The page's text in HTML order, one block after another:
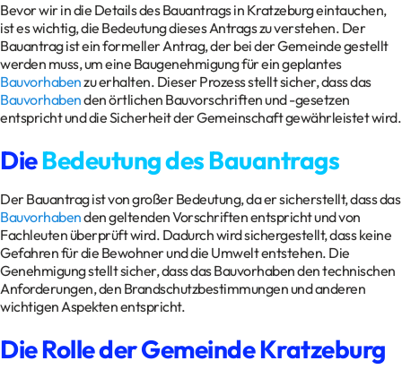
Bevor wir in die Details des Bauantrags in Kratzeburg eintauchen,
ist es wichtig, die Bedeutung dieses Antrags zu verstehen. Der
Bauantrag ist ein formeller Antrag, der bei der Gemeinde gestellt
werden muss, um eine Baugenehmigung für ein geplantes
Bauvorhabenzu erhalten. Dieser Prozess stellt sicher, dass das
Bauvorhabenden örtlichen Bauvorschriften und -gesetzen
entspricht und die Sicherheit der Gemeinschaft gewährleistet wird.
DieBedeutung des Bauantrags
Der Bauantrag ist von großer Bedeutung, da er sicherstellt, dass das
Bauvorhabenden geltenden Vorschriften entspricht und von
Fachleuten überprüft wird. Dadurch wird sichergestellt, dass keine
Gefahren für die Bewohner und die Umwelt entstehen. Die
Genehmigung stellt sicher, dass das Bauvorhaben den technischen
Anforderungen, den Brandschutzbestimmungen und anderen
wichtigen Aspekten entspricht.
Die Rolle der Gemeinde Kratzeburg